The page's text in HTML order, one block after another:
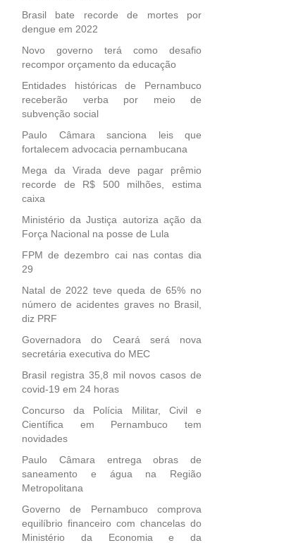
Brasil bate recorde de mortes por
dengue em 2022
Novo governo terá como desafio
recompor orçamento da educação
Entidades históricas de Pernambuco
receberão verba por meio de
subvenção social
Paulo Câmara sanciona leis que
fortalecem advocacia pernambucana
Mega da Virada deve pagar prêmio
recorde de R$ 500 milhões, estima
caixa
Ministério da Justiça autoriza ação da
Força Nacional na posse de Lula
FPM de dezembro cai nas contas dia
29
Natal de 2022 teve queda de 65% no
número de acidentes graves no Brasil,
diz PRF
Governadora do Ceará será nova
secretária executiva do MEC
Brasil registra 35,8 mil novos casos de
covid-19 em 24 horas
Concurso da Polícia Militar, Civil e
Científica em Pernambuco tem
novidades
Paulo Câmara entrega obras de
saneamento e água na Região
Metropolitana
Governo de Pernambuco comprova
equilíbrio financeiro com chancelas do
Ministério da Economia e da